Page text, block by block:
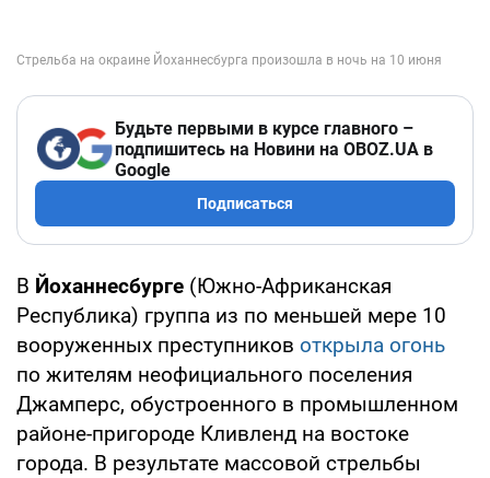
Будьте первыми в курсе главного –
подпишитесь на Новини на OBOZ.UA в
Google
Подписаться
В Йоханнесбурге (Южно-Африканская
Республика) группа из по меньшей мере 10
вооруженных преступников открыла огонь
по жителям неофициального поселения
Джамперс, обустроенного в промышленном
районе-пригороде Кливленд на востоке
города. В результате массовой стрельбы